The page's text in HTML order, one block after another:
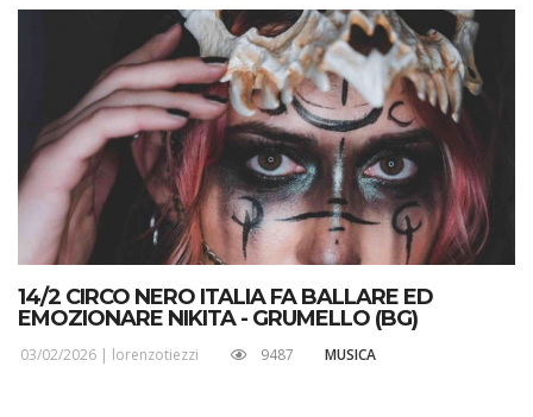
14/2 CIRCO NERO ITALIA FA BALLARE ED
EMOZIONARE NIKITA - GRUMELLO (BG)
03/02/2026 | lorenzotiezzi 9487 MUSICA